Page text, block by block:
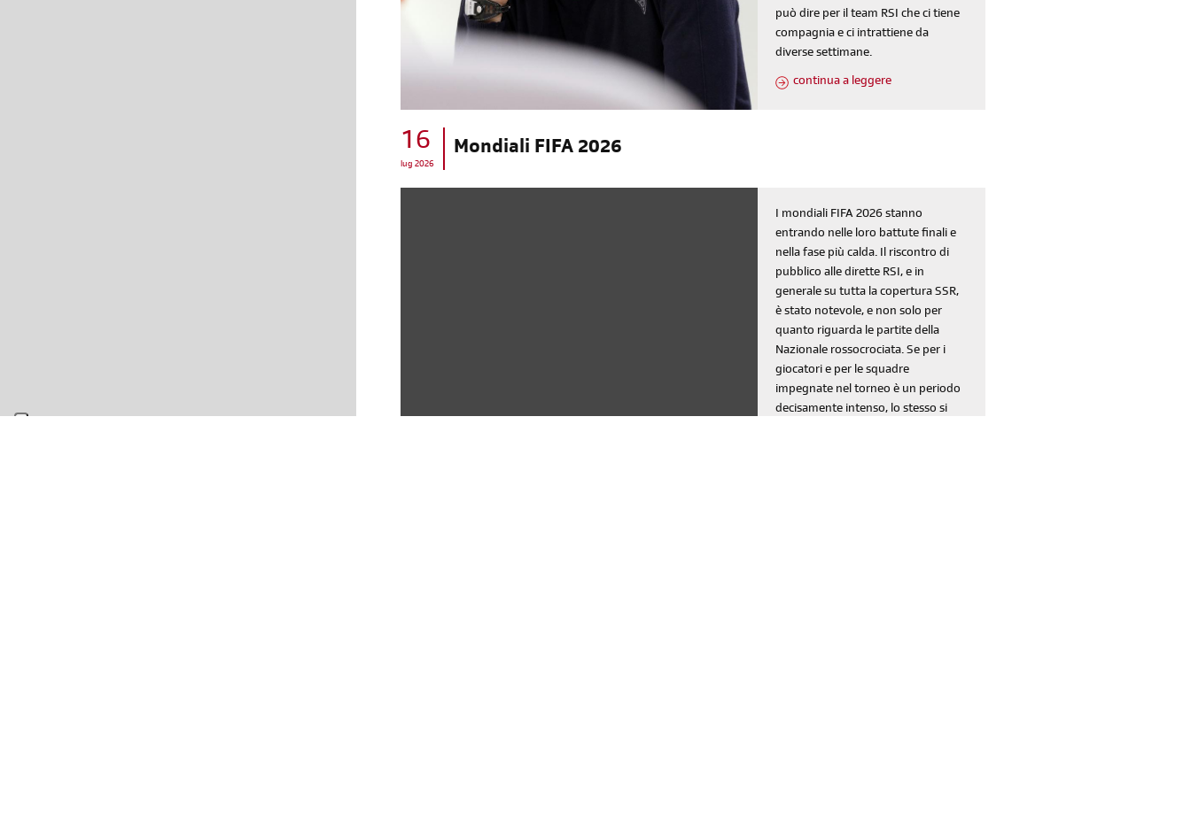
può dire per il team RSI che ci tiene
compagnia e ci intrattiene da
diverse settimane.
continua a leggere
16
lug 2026
Mondiali FIFA 2026
I mondiali FIFA 2026 stanno
entrando nelle loro battute finali e
nella fase più calda. Il riscontro di
pubblico alle dirette RSI, e in
generale su tutta la copertura SSR,
è stato notevole, e non solo per
quanto riguarda le partite della
Nazionale rossocrociata. Se per i
giocatori e per le squadre
impegnate nel torneo è un periodo
decisamente intenso, lo stesso si